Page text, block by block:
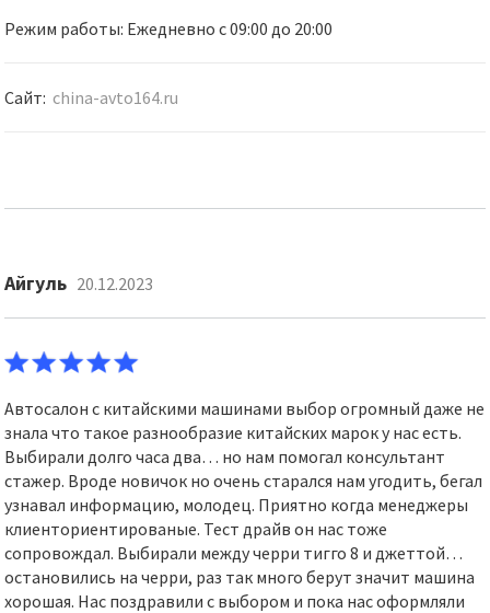
Режим работы: Ежедневно с 09:00 до 20:00
Сайт: china-avto164.ru
Айгуль 20.12.2023
Автосалон с китайскими машинами выбор огромный даже не
знала что такое разнообразие китайских марок у нас есть.
Выбирали долго часа два… но нам помогал консультант
стажер. Вроде новичок но очень старался нам угодить, бегал
узнавал информацию, молодец. Приятно когда менеджеры
клиенториентированые. Тест драйв он нас тоже
сопровождал. Выбирали между черри тигго 8 и джеттой…
остановились на черри, раз так много берут значит машина
хорошая. Нас поздравили с выбором и пока нас оформляли